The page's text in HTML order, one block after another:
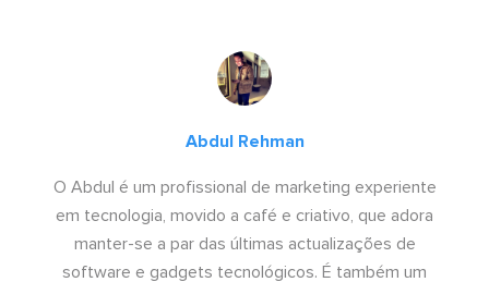
Abdul Rehman
O Abdul é um profissional de marketing experiente
em tecnologia, movido a café e criativo, que adora
manter-se a par das últimas actualizações de
software e gadgets tecnológicos. É também um